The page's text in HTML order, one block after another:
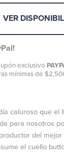
VER
exclusivo
mínimas de
caluroso que el
para nosotros
del
el cuello